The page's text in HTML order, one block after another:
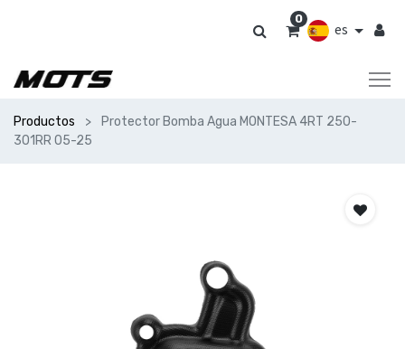
es
0
Productos
Protector Bomba Agua MONTESA 4RT 250-
301RR 05-25